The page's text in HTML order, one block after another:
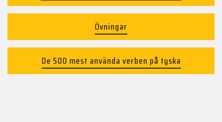
Övningar
De 500 mest använda verben på tyska